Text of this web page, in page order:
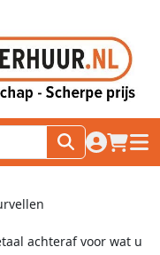
naar
achteraf voor wat u